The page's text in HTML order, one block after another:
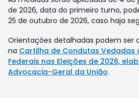
de 2026, data do primeiro turno,
25 de outubro de 2026, caso haja
Orientações detalhadas podem ser
na Cartilha de Condutas Vedadas
Federais nas Eleições de 2026,
Advocacia-Geral da União.